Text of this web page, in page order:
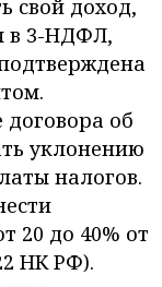
свой доход,
в 3-НДФЛ,
договора об
уклонению
налогов.
20 до 40% от
НК РФ).